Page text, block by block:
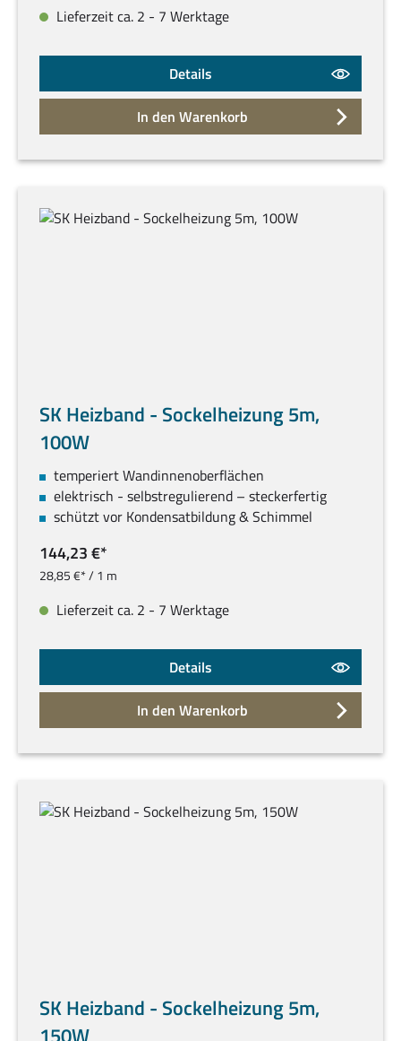
Lieferzeit ca. 2 - 7 Werktage
Details
In den Warenkorb
SK Heizband - Sockelheizung 5m,
100W
temperiert Wandinnenoberflächen
elektrisch - selbstregulierend – steckerfertig
schützt vor Kondensatbildung & Schimmel
144,23 €*
28,85 €* / 1 m
Lieferzeit ca. 2 - 7 Werktage
Details
In den Warenkorb
SK Heizband - Sockelheizung 5m,